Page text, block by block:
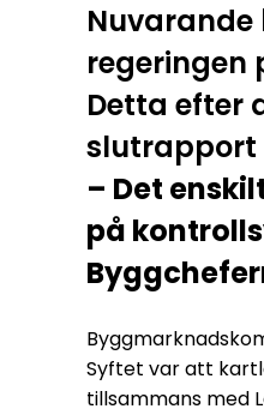
regeringen
Detta efter
slutrapport
– Det
på
Syftet var att
tillsammans med